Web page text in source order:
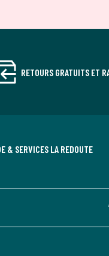
RETOURS GRATUITS ET
& SERVICES LA REDOUTE